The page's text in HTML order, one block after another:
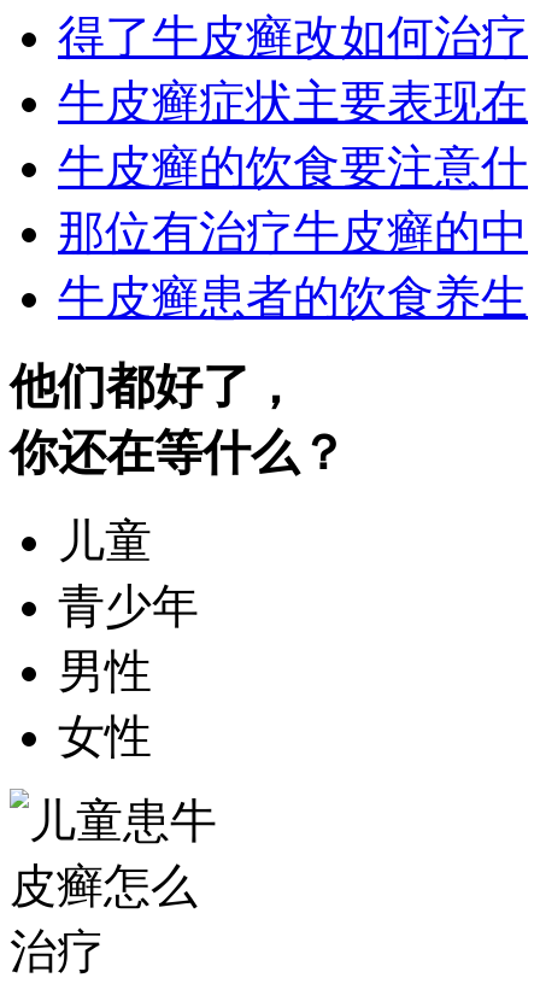
得了牛皮癣改如何治疗
牛皮癣症状主要表现在
牛皮癣的饮食要注意什
那位有治疗牛皮癣的中
牛皮癣患者的饮食养生
他们都好了，
你还在等什么？
儿童
青少年
男性
女性